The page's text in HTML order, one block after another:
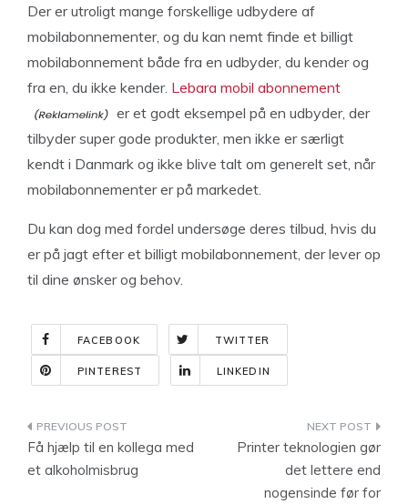
Der er utroligt mange forskellige udbydere af
mobilabonnementer, og du kan nemt finde et billigt
mobilabonnement både fra en udbyder, du kender og
fra en, du ikke kender. Lebara mobil abonnement
er et godt eksempel på en udbyder, der
tilbyder super gode produkter, men ikke er særligt
kendt i Danmark og ikke blive talt om generelt set, når
mobilabonnementer er på markedet.
Du kan dog med fordel undersøge deres tilbud, hvis du
er på jagt efter et billigt mobilabonnement, der lever op
til dine ønsker og behov.
FACEBOOK TWITTER
PINTEREST LINKEDIN
Indlægsnavigation
Få hjælp til en kollega med
et alkoholmisbrug
Printer teknologien gør
det lettere end
nogensinde før for